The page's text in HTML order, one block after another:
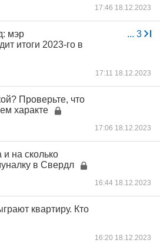
17:46 18.12.2023
... 3
мэр
итоги 2023-го в
17:11 18.12.2023
Проверьте, что
характе
17:06 18.12.2023
и на сколько
в Свердл
16:44 18.12.2023
квартиру. Кто
16:20 18.12.2023